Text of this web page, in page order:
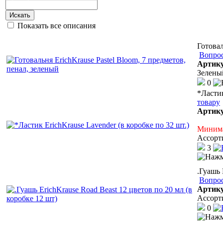
Искать
Показать все описания
0
товару
3
.Гуашь
0